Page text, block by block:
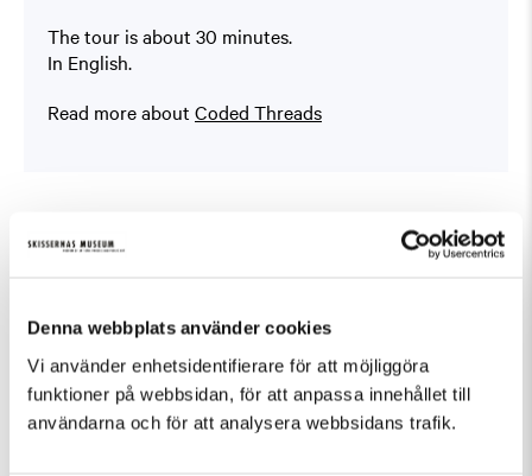
Denna webbplats använder cookies
Vi använder enhetsidentifierare för att möjliggöra
funktioner på webbsidan, för att anpassa innehållet till
användarna och för att analysera webbsidans trafik.
The tour is about 30 minutes.
In English.
Read more about Coded Threads
Fler evenemang som passar Guidad visning,